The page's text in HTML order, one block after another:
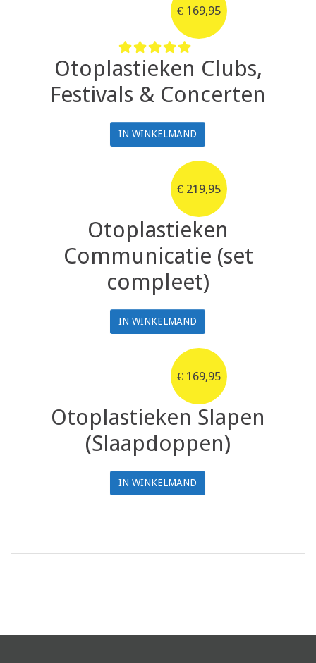
€ 169,95
Otoplastieken Clubs,
Festivals & Concerten
IN WINKELMAND
€ 219,95
Otoplastieken
Communicatie (set
compleet)
IN WINKELMAND
€ 169,95
Otoplastieken Slapen
(Slaapdoppen)
IN WINKELMAND